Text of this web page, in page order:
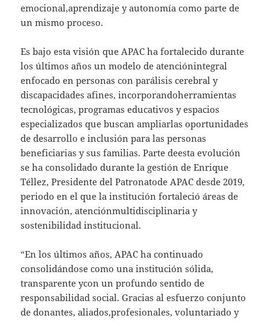
emocional,aprendizaje y autonomía como parte de
un mismo proceso.
Es bajo esta visión que APAC ha fortalecido durante
los últimos años un modelo de atenciónintegral
enfocado en personas con parálisis cerebral y
discapacidades afines, incorporandoherramientas
tecnológicas, programas educativos y espacios
especializados que buscan ampliarlas oportunidades
de desarrollo e inclusión para las personas
beneficiarias y sus familias. Parte deesta evolución
se ha consolidado durante la gestión de Enrique
Téllez, Presidente del Patronatode APAC desde 2019,
periodo en el que la institución fortaleció áreas de
innovación, atenciónmultidisciplinaria y
sostenibilidad institucional.
“En los últimos años, APAC ha continuado
consolidándose como una institución sólida,
transparente ycon un profundo sentido de
responsabilidad social. Gracias al esfuerzo conjunto
de donantes, aliados,profesionales, voluntariado y